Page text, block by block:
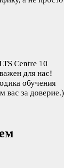
Centre 10
для нас!
обучения
вас за доверие.)